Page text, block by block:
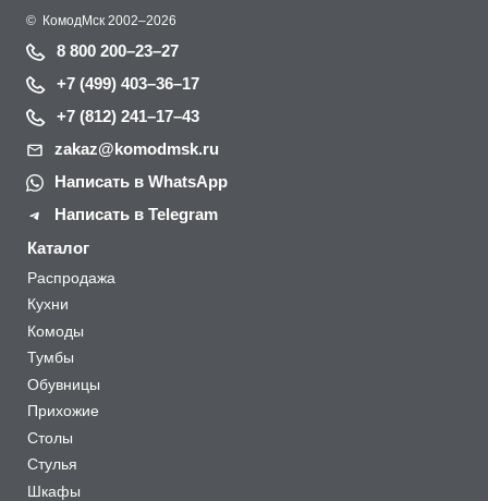
© КомодМск 2002–2026
8 800 200–23–27
+7 (499) 403–36–17
+7 (812) 241–17–43
zakaz@komodmsk.ru
Написать в WhatsApp
Написать в Telegram
Каталог
Распродажа
Кухни
Комоды
Тумбы
Обувницы
Прихожие
Столы
Стулья
Шкафы